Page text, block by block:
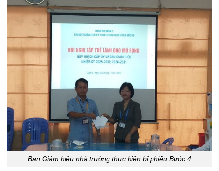
Ban Giám hiệu nhà trường thực hiện bỉ phiếu Bước 4